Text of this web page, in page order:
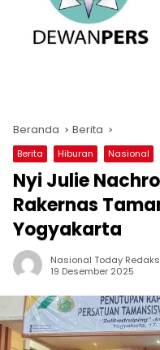
Beranda Berita
Berita Hiburan Nasional
Nyi Julie
Rakernas
Yogyakarta
Nasional Today
19 Desember 2025